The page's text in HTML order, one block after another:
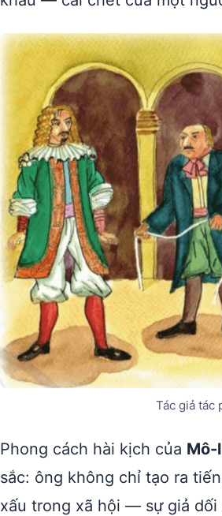
Tác giả tác
Phong cách hài kịch của Mô-
sắc: ông không chỉ tạo ra
xấu trong xã hội — sự giả